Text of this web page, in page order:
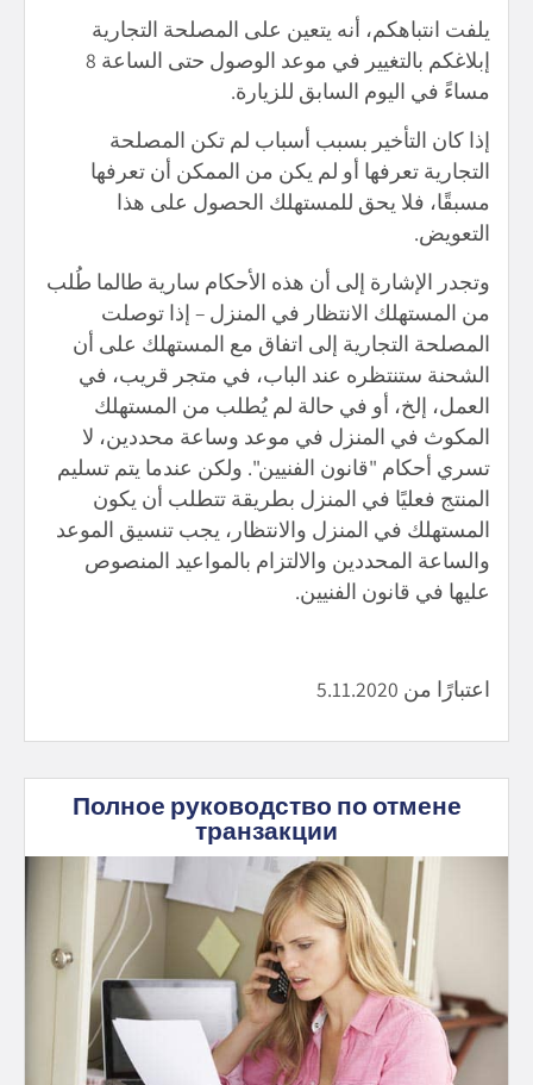
Полное руководство по отмене
транзакции
يلفت انتباهكم، أنه يتعين على المصلحة التجارية
إبلاغكم بالتغيير في موعد الوصول حتى الساعة 8
مساءً في اليوم السابق للزيارة.
إذا كان التأخير بسبب أسباب لم تكن المصلحة
التجارية تعرفها أو لم يكن من الممكن أن تعرفها
مسبقًا، فلا يحق للمستهلك الحصول على هذا
التعويض.
وتجدر الإشارة إلى أن هذه الأحكام سارية طالما طُلب
من المستهلك الانتظار في المنزل – إذا توصلت
المصلحة التجارية إلى اتفاق مع المستهلك على أن
الشحنة ستنتظره عند الباب، في متجر قريب، في
العمل، إلخ، أو في حالة لم يُطلب من المستهلك
المكوث في المنزل في موعد وساعة محددين، لا
تسري أحكام "قانون الفنيين". ولكن عندما يتم تسليم
المنتج فعليًا في المنزل بطريقة تتطلب أن يكون
المستهلك في المنزل والانتظار، يجب تنسيق الموعد
والساعة المحددين والالتزام بالمواعيد المنصوص
عليها في قانون الفنيين.
اعتبارًا من 5.11.2020